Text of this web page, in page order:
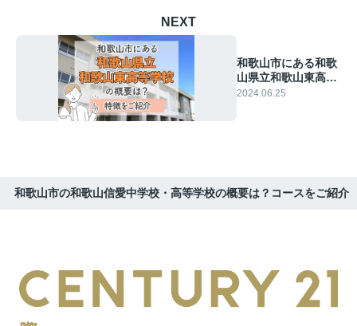
NEXT
和歌山市にある和歌
山県立和歌山東高等
学校の概要は？特徴
2024.06.25
和歌山市の和歌山信愛中学校・高等学校の概要は？コースをご紹介